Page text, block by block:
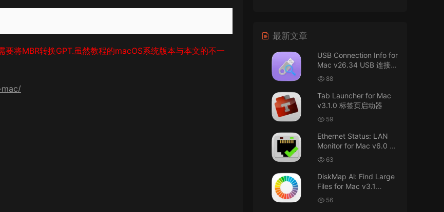
将MBR转换GPT.虽然教程的macOS系统版本与本文的不一
AIO = All In One，一站式整合完整版
来源：
DaVinci Resolve Studio 21 for Mac
v21.0.3 AIO 达芬奇世界顶级调色软件
Mac长存
接！直接从苹果公司下载。
u8562248263583923 • 2026-07-29
黑苹果已死
来源： macOS Golden Gate 27 完整安装包链
接！直接从苹果公司下载。
最新文章
USB Connection Info for
Mac v26.34 USB 连接信
息 88
Tab Launcher for Mac
v3.1.0 标签页启动器
59
Ethernet Status: LAN
Monitor for Mac v6.0 以
太网状态：LAN 监控
63
DiskMap Al: Find Large
Files for Mac v3.1
DiskMap AL：查找大文
件
56